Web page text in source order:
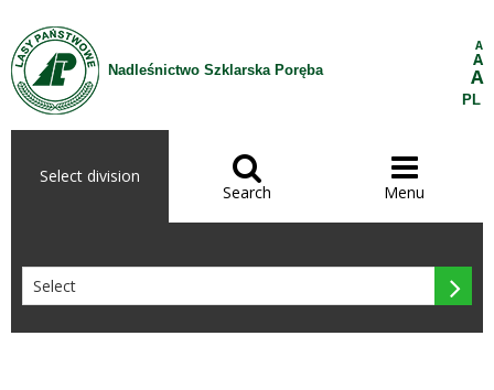
Skip to Content
Nadleśnictwo Szklarska Poręba
A
A
A
PL
Select division 
Search

Menu
